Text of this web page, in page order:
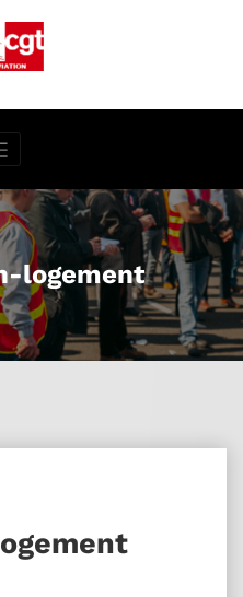
logement